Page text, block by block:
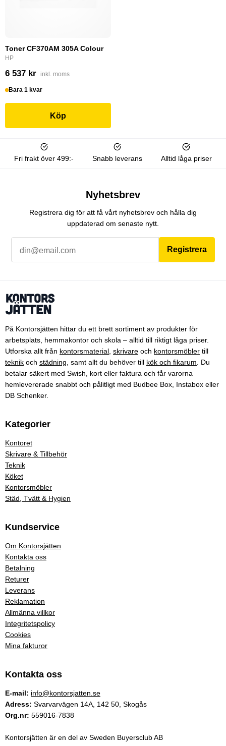
Toner CF370AM 305A Colour
HP
6 537 kr inkl. moms
Bara 1 kvar
Köp
Fri frakt över 499:- Snabb leverans Alltid låga priser
Nyhetsbrev
Registrera dig för att få vårt nyhetsbrev och hålla dig
uppdaterad om senaste nytt.
Registrera
På Kontorsjätten hittar du ett brett sortiment av produkter för
arbetsplats, hemmakontor och skola – alltid till riktigt låga priser.
Utforska allt från kontorsmaterial skrivare och kontorsmöbler till
teknik och städning , samt allt du behöver till kök och fikarum . Du
betalar säkert med Swish, kort eller faktura och får varorna
hemlevererade snabbt och pålitligt med Budbee Box, Instabox eller
DB Schenker.
Kategorier
Kontoret
Skrivare & Tillbehör
Teknik
Köket
Kontorsmöbler
Städ, Tvätt & Hygien
Kundservice
Om Kontorsjätten
Kontakta oss
Betalning
Returer
Leverans
Reklamation
Allmänna villkor
Integritetspolicy
Cookies
Mina fakturor
Kontakta oss
E-mail: info@kontorsjatten.se
Adress: Svarvarvägen 14A, 142 50, Skogås
Org.nr: 559016-7838
Kontorsjätten är en del av Sweden Buyersclub AB